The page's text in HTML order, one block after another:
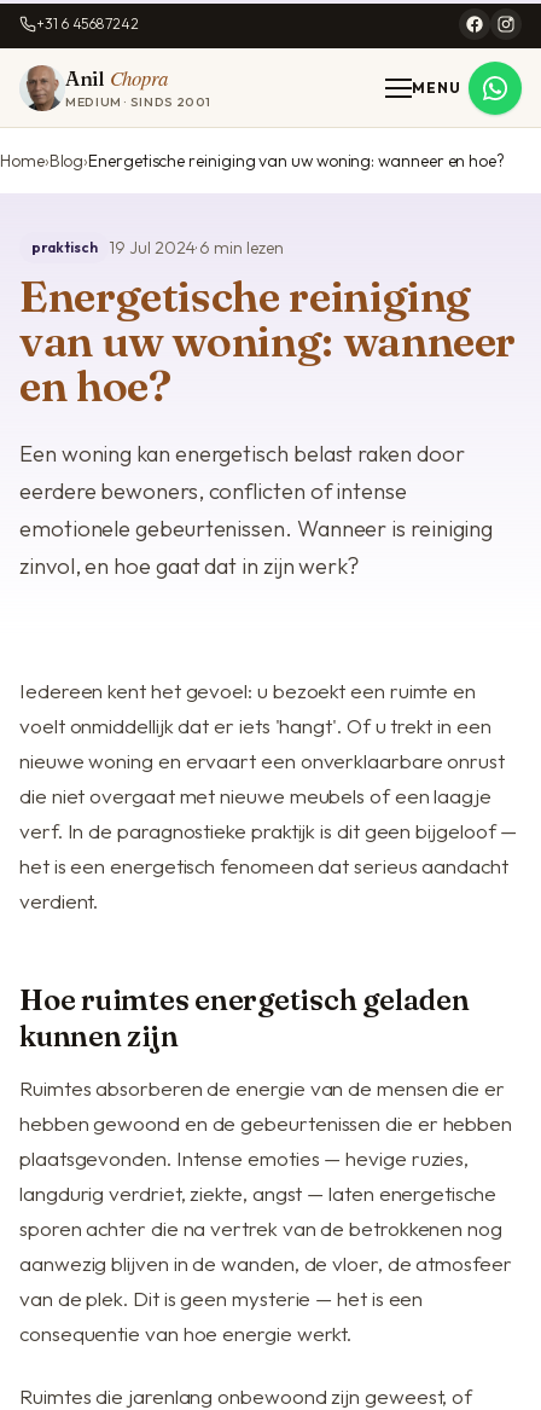
+31 6 45687242
Anil Chopra
MEDIUM · SINDS 2001
MENU
Home Blog Energetische reiniging van uw woning: wanneer en hoe?
praktisch 19 Jul 2024· 6 min lezen
Energetische reiniging
van uw woning: wanneer
en hoe?
Een woning kan energetisch belast raken door
eerdere bewoners, conflicten of intense
emotionele gebeurtenissen. Wanneer is reiniging
zinvol, en hoe gaat dat in zijn werk?
Iedereen kent het gevoel: u bezoekt een ruimte en
voelt onmiddellijk dat er iets 'hangt'. Of u trekt in een
nieuwe woning en ervaart een onverklaarbare onrust
die niet overgaat met nieuwe meubels of een laagje
verf. In de paragnostieke praktijk is dit geen bijgeloof —
het is een energetisch fenomeen dat serieus aandacht
verdient.
Hoe ruimtes energetisch geladen
kunnen zijn
Ruimtes absorberen de energie van de mensen die er
hebben gewoond en de gebeurtenissen die er hebben
plaatsgevonden. Intense emoties — hevige ruzies,
langdurig verdriet, ziekte, angst — laten energetische
sporen achter die na vertrek van de betrokkenen nog
aanwezig blijven in de wanden, de vloer, de atmosfeer
van de plek. Dit is geen mysterie — het is een
consequentie van hoe energie werkt.
Ruimtes die jarenlang onbewoond zijn geweest, of